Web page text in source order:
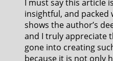
I must say this article
insightful, and
shows the author’s
and I truly appreciate
gone into creating
because it is not only